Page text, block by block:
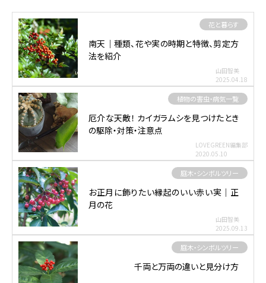
花と暮らす
南天｜種類、花や実の時期と特徴、剪定方
法を紹介
山田智美
2025.04.18
植物の害虫・病気一覧
厄介な天敵！ カイガラムシを見つけたとき
の駆除・対策・注意点
LOVEGREEN編集部
2020.05.10
庭木・シンボルツリー
お正月に飾りたい縁起のいい赤い実｜正
月の花
山田智美
2025.09.13
庭木・シンボルツリー
千両と万両の違いと見分け方